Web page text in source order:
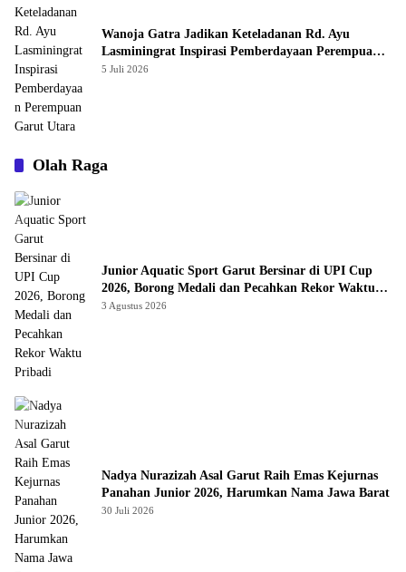
Wanoja Gatra Jadikan Keteladanan Rd. Ayu
Lasminingrat Inspirasi Pemberdayaan Perempuan
Garut Utara
5 Juli 2026
Olah Raga
Junior Aquatic Sport Garut Bersinar di UPI Cup
2026, Borong Medali dan Pecahkan Rekor Waktu
Pribadi
3 Agustus 2026
Nadya Nurazizah Asal Garut Raih Emas Kejurnas
Panahan Junior 2026, Harumkan Nama Jawa Barat
30 Juli 2026